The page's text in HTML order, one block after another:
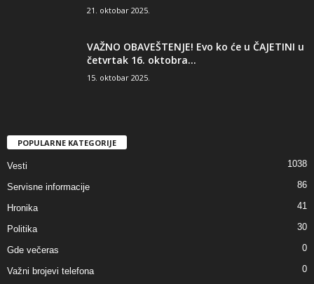
21. oktobar 2025.
VAŽNO OBAVEŠTENJE! Evo ko će u ČAJETINI u
četvrtak 16. oktobra...
15. oktobar 2025.
POPULARNE KATEGORIJE
Vesti 1038
Servisne informacije 86
Hronika 41
Politika 30
Gde večeras 0
Važni brojevi telefona 0